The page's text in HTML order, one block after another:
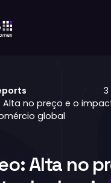
Alta no preço e o
global
Alta no